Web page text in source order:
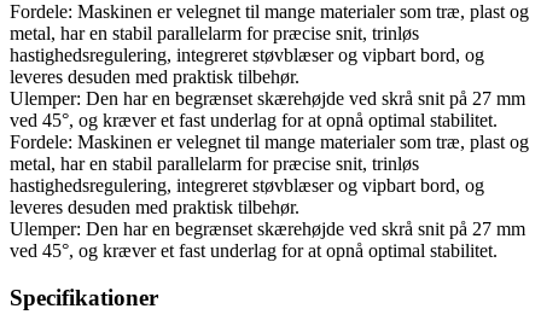
Fordele: Maskinen er velegnet til mange materialer som træ, plast og
metal, har en stabil parallelarm for præcise snit, trinløs
hastighedsregulering, integreret støvblæser og vipbart bord, og
leveres desuden med praktisk tilbehør.
Ulemper: Den har en begrænset skærehøjde ved skrå snit på 27 mm
ved 45°, og kræver et fast underlag for at opnå optimal stabilitet.
Fordele: Maskinen er velegnet til mange materialer som træ, plast og
metal, har en stabil parallelarm for præcise snit, trinløs
hastighedsregulering, integreret støvblæser og vipbart bord, og
leveres desuden med praktisk tilbehør.
Ulemper: Den har en begrænset skærehøjde ved skrå snit på 27 mm
ved 45°, og kræver et fast underlag for at opnå optimal stabilitet.
Specifikationer